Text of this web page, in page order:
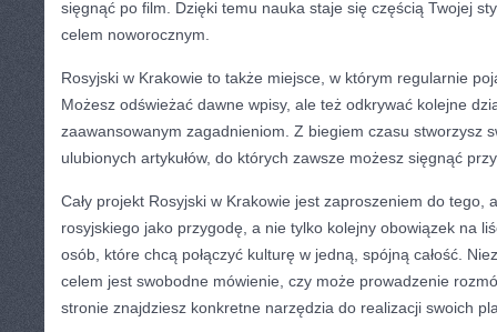
sięgnąć po film. Dzięki temu nauka staje się częścią Twojej
celem noworocznym.
Rosyjski w Krakowie to także miejsce, w którym regularnie
Możesz odświeżać dawne wpisy, ale też odkrywać kolejne
zaawansowanym zagadnieniom. Z biegiem czasu stworzysz
ulubionych artykułów, do których zawsze możesz sięgnąć
Cały projekt Rosyjski w Krakowie jest zaproszeniem do tego,
rosyjskiego jako przygodę, a nie tylko kolejny obowiązek na
osób, które chcą połączyć kulturę w jedną, spójną całość.
celem jest swobodne mówienie, czy może prowadzenie
stronie znajdziesz konkretne narzędzia do realizacji swoich